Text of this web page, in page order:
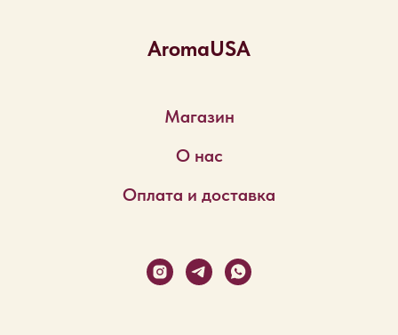
AromaUSA
Магазин
О нас
Оплата и доставка